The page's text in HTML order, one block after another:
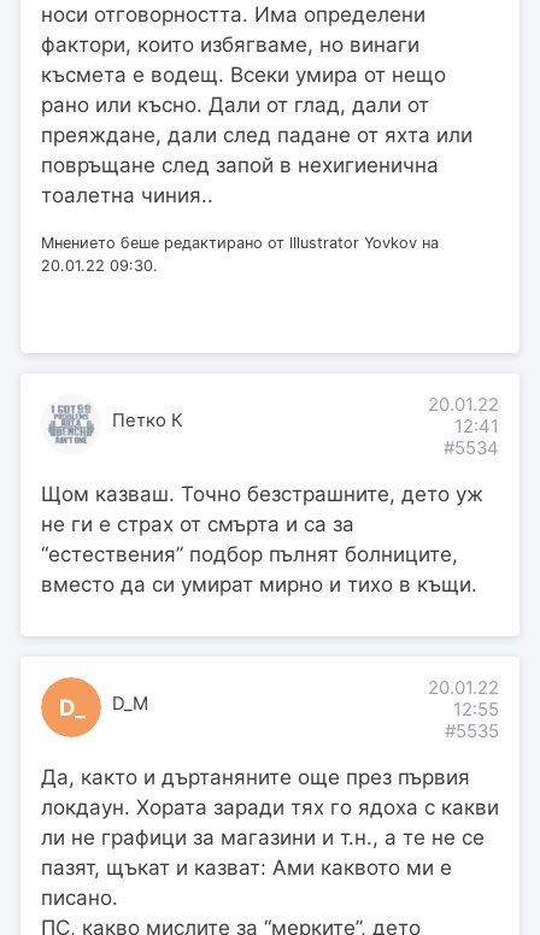
носи отговорността. Има определени
фактори, които избягваме, но винаги
късмета е водещ. Всеки умира от нещо
рано или късно. Дали от глад, дали от
преяждане, дали след падане от яхта или
повръщане след запой в нехигиенична
тоалетна чиния..
Мнението беше редактирано от Illustrator Yovkov на
20.01.22 09:30.
Петко К
20.01.22
12:41
#5534
Щом казваш. Точно безстрашните, дето уж
не ги е страх от смърта и са за
“естествения” подбор пълнят болниците,
вместо да си умират мирно и тихо в къщи.
D_ D_M
20.01.22
12:55
#5535
Да, както и дъртаняните още през първия
локдаун. Хората заради тях го ядоха с какви
ли не графици за магазини и т.н., а те не се
пазят, щъкат и казват: Ами каквото ми е
писано.
ПС, какво мислите за “мерките”, дето